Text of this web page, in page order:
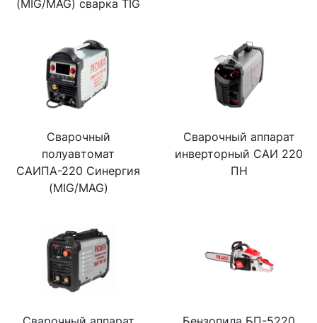
(MIG/MAG) сварка TIG
Сварочный
полуавтомат
САИПА-220 Синергия
(MIG/MAG)
Сварочный аппарат
инверторный САИ 220
ПН